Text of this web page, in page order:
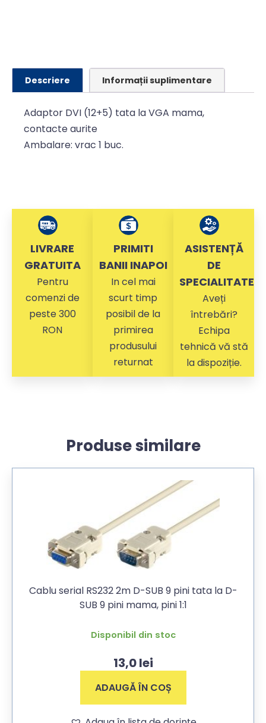
Descriere Informații suplimentare
Adaptor DVI (12+5) tata la VGA mama,
contacte aurite
Ambalare: vrac 1 buc.
LIVRARE
GRATUITA
Pentru
comenzi de
peste 300
RON
PRIMITI
BANII INAPOI
In cel mai
scurt timp
posibil de la
primirea
produsului
returnat
ASISTENȚĂ
DE
SPECIALITATE
Aveți
întrebări?
Echipa
tehnică vă stă
la dispoziție.
Produse similare
Cablu serial RS232 2m D-SUB 9 pini tata la D-
SUB 9 pini mama, pini 1:1
Disponibil din stoc
13,0lei
ADAUGĂ ÎN COȘ